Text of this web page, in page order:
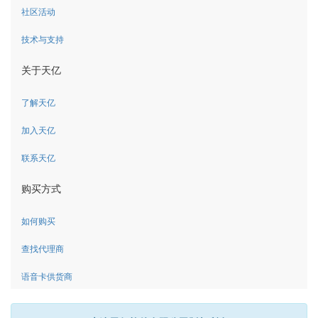
社区活动
技术与支持
关于天亿
了解天亿
加入天亿
联系天亿
购买方式
如何购买
查找代理商
语音卡供货商